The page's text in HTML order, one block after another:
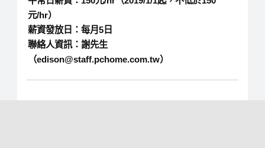
元/hr）
薪資發放日：每月5日
聯絡人資訊：謝先生
（edison@staff.pchome.com.tw）